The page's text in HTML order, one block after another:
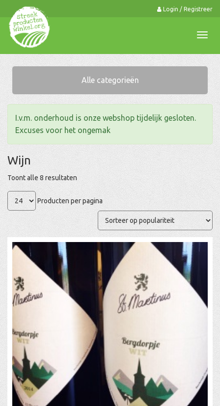
Login / Registreer
Alle categorieën
I.v.m. onderhoud is onze webshop tijdelijk gesloten.
Excuses voor het ongemak
Wijn
Toont alle 8 resultatenGesorteerd
populariteit
Producten per pagina